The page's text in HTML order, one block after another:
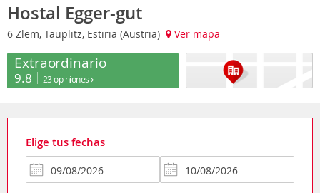
Hostal Egger-gut
6 Zlem, Tauplitz, Estiria (Austria) Ver mapa
Extraordinario
9.8 23 opiniones
Elige tus fechas